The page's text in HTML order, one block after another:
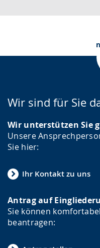
w
d
n
g
z
i
g
.
Wir sind für Sie
Wir unterstützen Sie
Unsere
Sie hier:
Ihr Kontakt zu uns
Antrag auf
Sie können
beantragen: